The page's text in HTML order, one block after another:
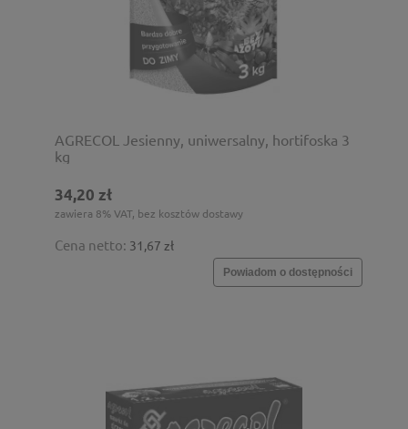
AGRECOL Jesienny, uniwersalny, hortifoska 3
kg
34,20 zł
zawiera 8% VAT, bez kosztów dostawy
Cena netto: 31,67 zł
Powiadom o dostępności